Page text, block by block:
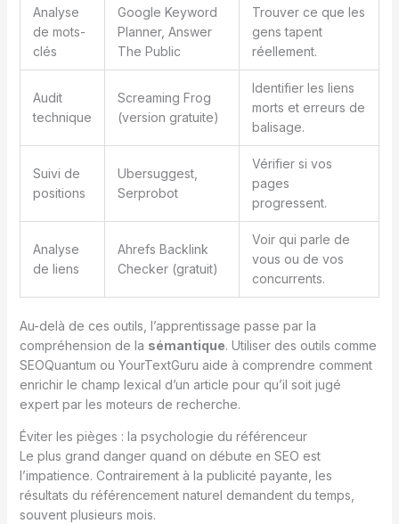
Analyse
de mots-
clés
Google Keyword
Planner, Answer
The Public
Trouver ce que les
gens tapent
réellement.
Audit
technique
Screaming Frog
(version gratuite)
Identifier les liens
morts et erreurs de
balisage.
Suivi de
positions
Ubersuggest,
Serprobot
Vérifier si vos
pages
progressent.
Analyse
de liens
Ahrefs Backlink
Checker (gratuit)
Voir qui parle de
vous ou de vos
concurrents.
Au-delà de ces outils, l’apprentissage passe par la
compréhension de la sémantique. Utiliser des outils comme
SEOQuantum ou YourTextGuru aide à comprendre comment
enrichir le champ lexical d’un article pour qu’il soit jugé
expert par les moteurs de recherche.
Éviter les pièges : la psychologie du référenceur
Le plus grand danger quand on débute en SEO est
l’impatience. Contrairement à la publicité payante, les
résultats du référencement naturel demandent du temps,
souvent plusieurs mois.